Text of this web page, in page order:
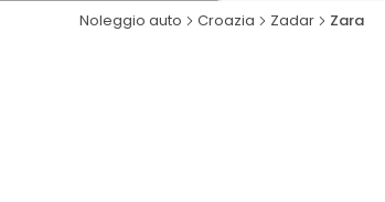
Noleggio auto Croazia Zadar Zara